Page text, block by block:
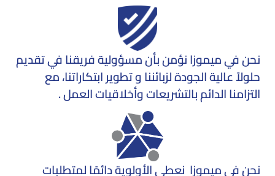
نحن في ميموزا نؤمن بأن مسؤولية فريقنا في تقديم
حلولاً عالية الجودة لزبائننا و تطوير ابتكاراتنا، مع
التزامنا الدائم بالتشريعات وأخلاقيات العمل .
نحن في ميموزا نعطي الأولوية دائمًا لمتطلبات